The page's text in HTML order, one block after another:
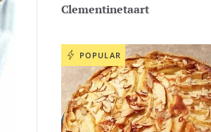
Clementinetaart
POPULAR